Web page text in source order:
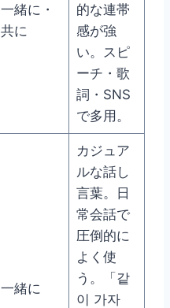
一緒に・
共に
的な連帯
感が強
い。スピ
ーチ・歌
詞・SNS
で多用。
一緒に
カジュア
ルな話し
言葉。日
常会話で
圧倒的に
よく使
う。「같
이 가자